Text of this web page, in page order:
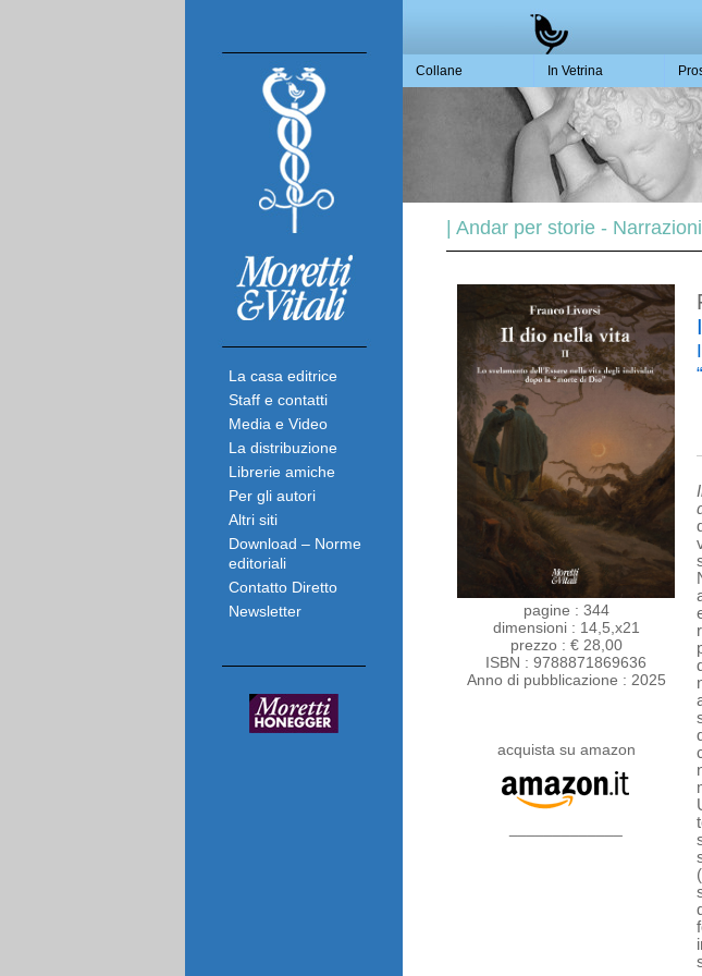
La casa editrice
Staff e contatti
Media e Video
La distribuzione
Librerie amiche
Per gli autori
Altri siti
Download – Norme
editoriali
Contatto Diretto
Newsletter
Collane In Vetrina
| Andar per storie -
pagine : 344
dimensioni : 14,5,x21
prezzo : € 28,00
ISBN : 9788871869636
Anno di pubblicazione : 2025
acquista su amazon